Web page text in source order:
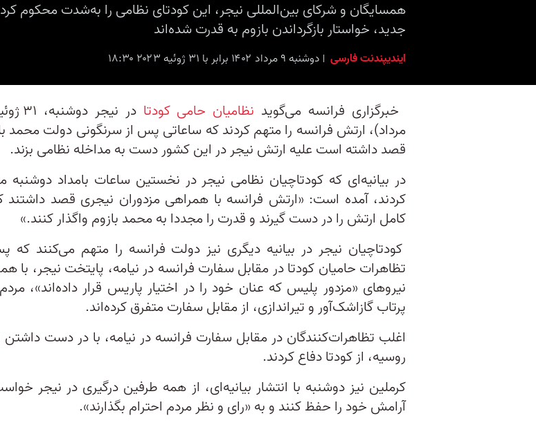
همسایگان و شرکای بین‌المللی نیجر، این کودتای نظامی را به‌شدت محکوم
جدید، خواستار بازگرداندن بازوم به قدرت شده‌اند
ایندیپندنت فارسی دوشنبه ۹ مرداد ۱۴۰۲ برابر با ۳۱ ژوئیه ۲۰۲۳ ۱۸:۳۰
خبرگزاری فرانسه می‌گوید نظامیان حامی کودتا
مرداد)، ارتش فرانسه را متهم ‌کردند که ساعاتی پس از سرنگونی دولت محمد
قصد داشته است علیه ارتش نیجر در این کشور دست به مداخله نظامی بزند.
در بیانیه‌ای که کودتاچیان نظامی نیجر در نخستین ساعات بامداد دوشنبه
کردند، آمده است: «ارتش فرانسه با همراهی مزدوران نیجری قصد داشتند
کامل ارتش را در دست گیرند و قدرت را مجددا به محمد بازوم واگذار‌ کنند.»
کودتاچیان نیجر در بیانیه دیگری نیز دولت فرانسه را متهم‌ می‌کنند که
تظاهرات حامیان کودتا در مقابل سفارت فرانسه در نیامه، پایتخت نیجر، با
نیروهای «مزدور پلیس که عنان خود را در اختیار پاریس قرار داده‌اند»، مردم
پرتاب گازاشک‌آور و تیراندازی، از مقابل سفارت متفرق کرده‌اند.
اغلب تظاهرات‌کنندگان در مقابل سفارت فرانسه در نیامه، با در دست
روسیه، از کودتا دفاع کردند.
کرملین نیز دوشنبه با انتشار بیانیه‌ای، از همه طرفین درگیری در نیجر
آرامش خود را حفظ‌ کنند و به «رای و نظر مردم احترام بگذارند».